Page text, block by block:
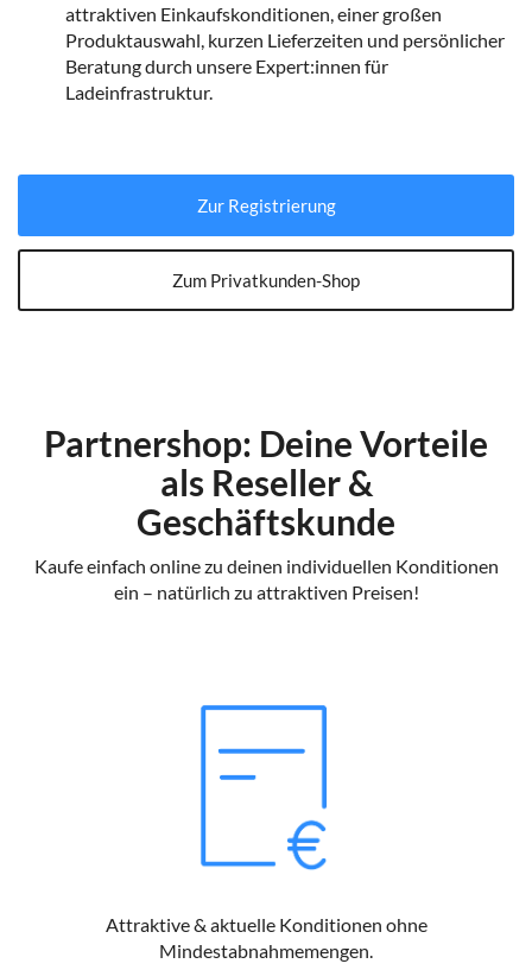
attraktiven Einkaufskonditionen, einer großen
Produktauswahl, kurzen Lieferzeiten und persönlicher
Beratung durch unsere Expert:innen für
Ladeinfrastruktur.
Zur Registrierung
Zum Privatkunden-Shop
Partnershop: Deine Vorteile
als Reseller &
Geschäftskunde
Kaufe einfach online zu deinen individuellen Konditionen
ein – natürlich zu attraktiven Preisen!
Attraktive & aktuelle Konditionen ohne
Mindestabnahmemengen.